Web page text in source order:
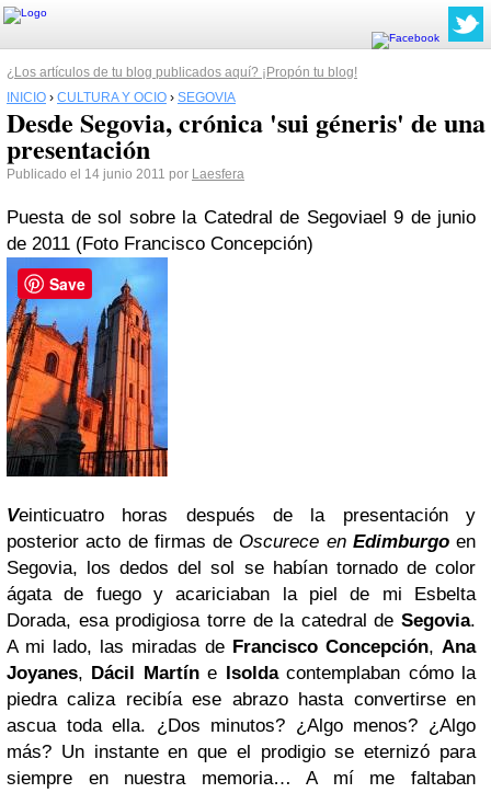
¿Los artículos de tu blog publicados aquí? ¡Propón tu blog!
INICIO › CULTURA Y OCIO › SEGOVIA
Desde Segovia, crónica 'sui géneris' de una
presentación
Publicado el 14 junio 2011 por Laesfera
Puesta de sol sobre la Catedral de Segoviael 9 de junio
de 2011 (Foto Francisco Concepción)
Veinticuatro horas después de la presentación y
posterior acto de firmas de Oscurece en Edimburgo en
Segovia, los dedos del sol se habían tornado de color
ágata de fuego y acariciaban la piel de mi Esbelta
Dorada, esa prodigiosa torre de la catedral de Segovia.
A mi lado, las miradas de Francisco Concepción, Ana
Joyanes, Dácil Martíne Isoldacontemplaban cómo la
piedra caliza recibía ese abrazo hasta convertirse en
ascua toda ella. ¿Dos minutos? ¿Algo menos? ¿Algo
más? Un instante en que el prodigio se eternizó para
siempre en nuestra memoria… A mí me faltaban
Save